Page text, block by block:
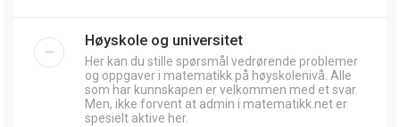
Høyskole og universitet
Her kan du stille spørsmål vedrørende problemer
og oppgaver i matematikk på høyskolenivå. Alle
som har kunnskapen er velkommen med et svar.
Men, ikke forvent at admin i matematikk.net er
spesielt aktive her.